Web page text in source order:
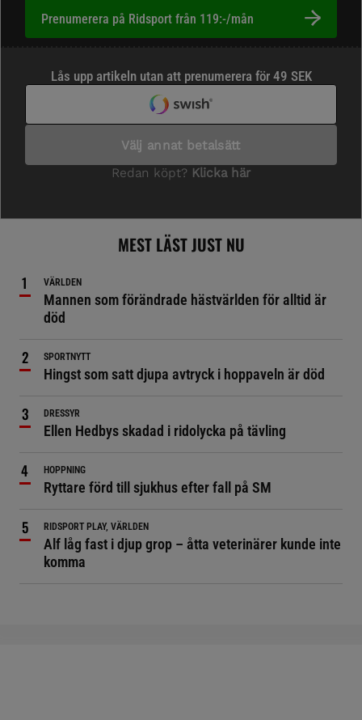
Prenumerera på Ridsport från 119:-/mån
MEST LÄST JUST NU
VÄRLDEN
Mannen som förändrade hästvärlden för alltid är
död
SPORTNYTT
Hingst som satt djupa avtryck i hoppaveln är död
DRESSYR
Ellen Hedbys skadad i ridolycka på tävling
HOPPNING
Ryttare förd till sjukhus efter fall på SM
RIDSPORT PLAY, VÄRLDEN
Alf låg fast i djup grop – åtta veterinärer kunde inte
komma